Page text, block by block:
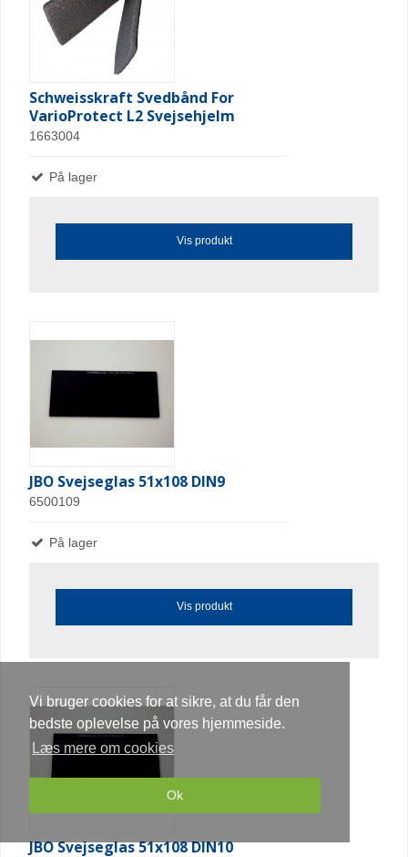
Vi bruger cookies for at sikre, at du får den
bedste oplevelse på vores hjemmeside.
Læs mere om cookies
Ok
Schweisskraft Svedbånd For
VarioProtect L2 Svejsehjelm
1663004
På lager
Vis produkt
JBO Svejseglas 51x108 DIN9
6500109
På lager
Vis produkt
JBO Svejseglas 51x108 DIN10